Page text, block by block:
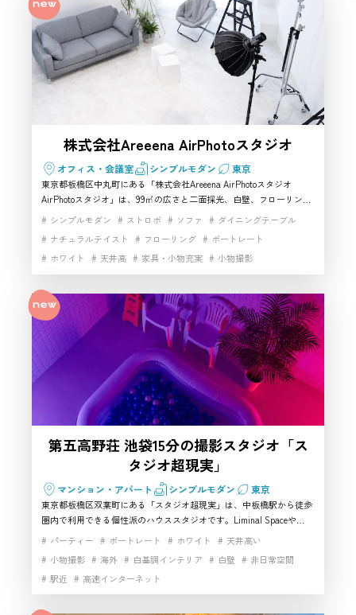
株式会社Areeena AirPhotoスタジオ
オフィス・会議室 シンプルモダン 東京
東京都板橋区中丸町にある「株式会社Areeena AirPhotoスタジオ
AirPhotoスタジオ」は、99㎡の広さと二面採光、白壁、フローリング
床を活かせるハウススタジオです。ソファや家具付きの空間で、ポー
トレート、物撮り、動画撮影、ライブ配信まで幅広く対応。大山駅か
ら徒歩圏内で、板橋区で自然光を使える撮影スタジオを探している方
におすすめです。
シンプルモダン ストロボ ソファ
ダイニングテーブル
ナチュラルテイスト
フローリング
ポートレート
ホワイト
天井高 家具・小物充実
小物撮影
白基調インテリア
白壁
白壁×フローリングタイル
自然光
開放感 階段 駅近 高速インターネット
第五高野荘 池袋15分の撮影スタジオ「ス
タジオ超現実」
マンション・アパート シンプルモダン 東京
東京都板橋区双葉町にある「スタジオ超現実」は、中板橋駅から徒歩
圏内で利用できる個性派のハウススタジオです。Liminal Spaceや
Poolcoreをモチーフにした白壁・白床の非日常空間が特徴で、ポート
橋区で印象的な世界観を演出できる撮影スタジオを探している方に向
いた、少人数貸切利用しやすい撮影スタジオです。
パーティー ポートレート ホワイト
天井高い
小物撮影
海外 白基調インテリア 白壁
非日常空間
駅近
高速インターネット